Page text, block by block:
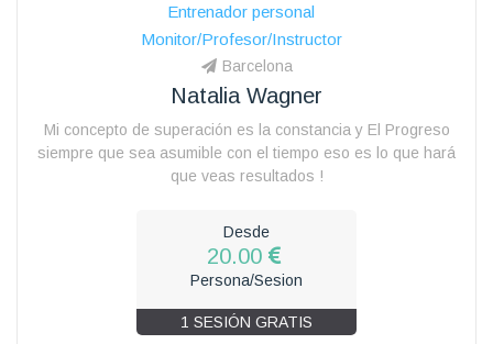
Entrenador personal
Monitor/Profesor/Instructor
Barcelona
Natalia Wagner
Mi concepto de superación es la constancia y El Progreso
siempre que sea asumible con el tiempo eso es lo que hará
que veas resultados !
Desde
20.00
Persona/Sesion
1 SESIÓN GRATIS